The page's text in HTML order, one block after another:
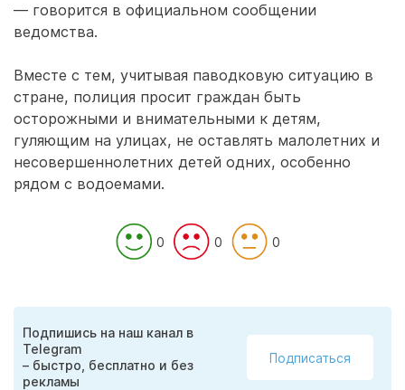
— говорится в официальном сообщении
ведомства.
Вместе с тем, учитывая паводковую ситуацию в
стране, полиция просит граждан быть
осторожными и внимательными к детям,
гуляющим на улицах, не оставлять малолетних и
несовершеннолетних детей одних, особенно
рядом с водоемами.
0 0 0
Подпишись на наш канал в
Telegram
– быстро, бесплатно и без
рекламы
Подписаться